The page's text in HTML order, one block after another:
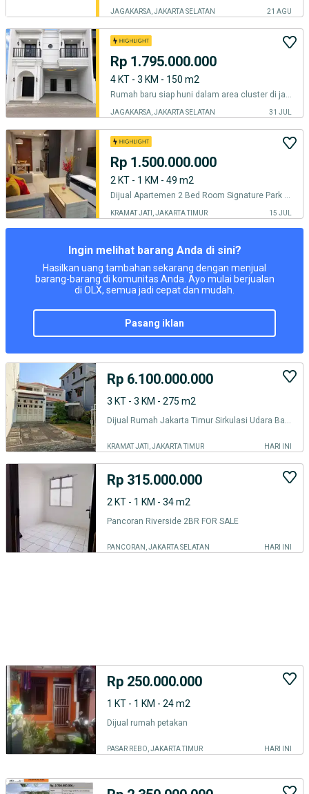
JAGAKARSA, JAKARTA SELATAN 21 AGU
Rp 1.795.000.000
4 KT - 3 KM - 150 m2
Rumah baru siap huni dalam area cluster di jagakarsa jakarta selatan
JAGAKARSA, JAKARTA SELATAN 31 JUL
Rp 1.500.000.000
2 KT - 1 KM - 49 m2
Dijual Apartemen 2 Bed Room Signature Park Grande
KRAMAT JATI, JAKARTA TIMUR 15 JUL
Ingin melihat barang Anda di sini?
Hasilkan uang tambahan sekarang dengan menjual
barang-barang di komunitas Anda. Ayo mulai berjualan
di OLX, semua jadi cepat dan mudah.
pasang iklan
Rp 6.100.000.000
3 KT - 3 KM - 275 m2
Dijual Rumah Jakarta Timur Sirkulasi Udara Bagus
KRAMAT JATI, JAKARTA TIMUR HARI INI
Rp 315.000.000
2 KT - 1 KM - 34 m2
Pancoran Riverside 2BR FOR SALE
PANCORAN, JAKARTA SELATAN HARI INI
Rp 250.000.000
1 KT - 1 KM - 24 m2
Dijual rumah petakan
PASAR REBO, JAKARTA TIMUR HARI INI